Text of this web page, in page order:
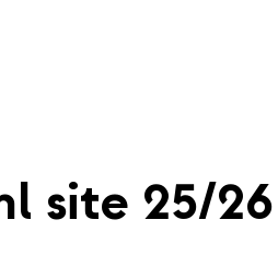
site 25/26